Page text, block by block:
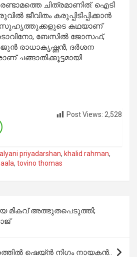
ചിത്രമാണിത്. ഐടി
ജീവിതം കരുപ്പിടിപ്പിക്കാന്‍
സുഹൃത്തുക്കളുടെ കഥയാണ്
ബേസില്‍ ജോസഫ്,
രാധാകൃഷ്ണന്‍, ദര്‍ശന
ചങ്ങാതിക്കൂട്ടമായി
Post Views: 2,528
priyadarshan, khalid rahman,
, tovino thomas
മികവ് അത്ഭുതപെടുത്തി;
ഷെയ്ന്‍ നിഗം നായകന്‍..